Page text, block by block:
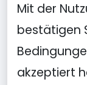
Mit der
bestätigen
akzeptiert